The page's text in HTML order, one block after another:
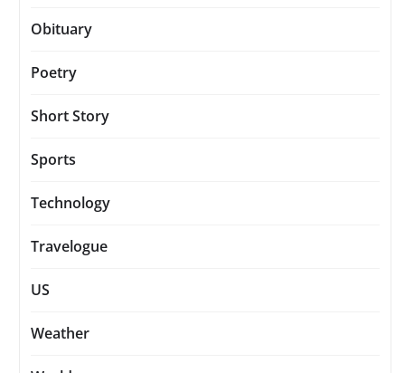
Obituary
Poetry
Short Story
Sports
Technology
Travelogue
US
Weather